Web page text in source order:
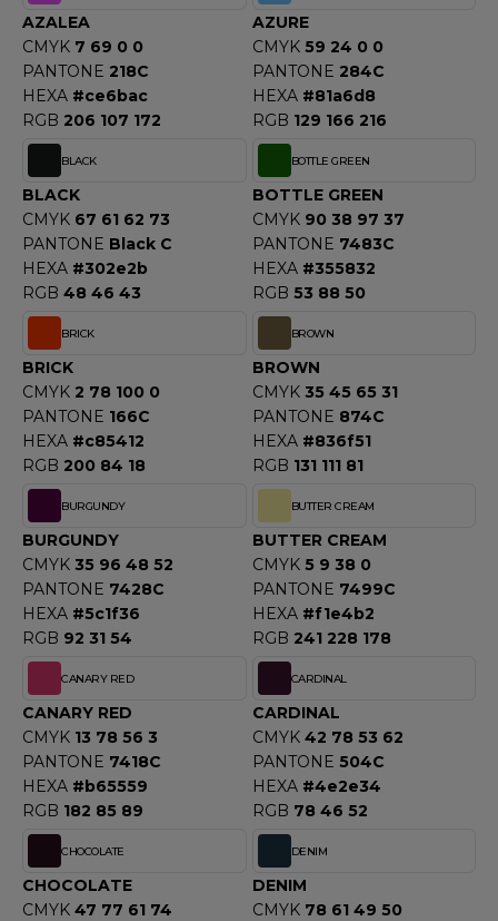
GEN
MORNING STUDIOS
SEGURIDAD
DUICK
TEXTILE
LEWIS
ATHLETIC®
ATHLETIC® COLLECTION
AZALEA
CMYK 7 69 0 0
PANTONE 218C
HEXA #ce6bac
RGB 206 107 172
AZURE
CMYK 59 24 0 0
PANTONE 284C
HEXA #81a6d8
RGB 129 166 216
BLACK
BLACK
CMYK 67 61 62 73
PANTONE Black C
HEXA #302e2b
RGB 48 46 43
BOTTLE GREEN
BOTTLE GREEN
CMYK 90 38 97 37
PANTONE 7483C
HEXA #355832
RGB 53 88 50
BRICK
BRICK
CMYK 2 78 100 0
PANTONE 166C
HEXA #c85412
RGB 200 84 18
BROWN
BROWN
CMYK 35 45 65 31
PANTONE 874C
HEXA #836f51
RGB 131 111 81
BURGUNDY
BURGUNDY
CMYK 35 96 48 52
PANTONE 7428C
HEXA #5c1f36
RGB 92 31 54
BUTTER CREAM
BUTTER CREAM
CMYK 5 9 38 0
PANTONE 7499C
HEXA #f1e4b2
RGB 241 228 178
CANARY RED
CANARY RED
CMYK 13 78 56 3
PANTONE 7418C
HEXA #b65559
RGB 182 85 89
CARDINAL
CARDINAL
CMYK 42 78 53 62
PANTONE 504C
HEXA #4e2e34
RGB 78 46 52
CHOCOLATE
CHOCOLATE
CMYK 47 77 61 74
DENIM
DENIM
CMYK 78 61 49 50